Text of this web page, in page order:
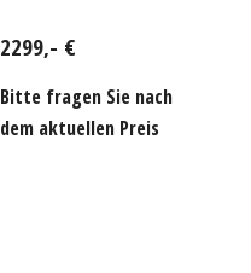
2299,- €
Bitte fragen Sie nach
dem aktuellen Preis